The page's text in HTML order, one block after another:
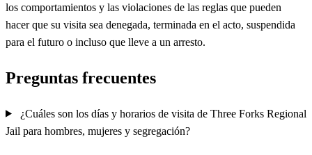
los comportamientos y las violaciones de las reglas que pueden
hacer que su visita sea denegada, terminada en el acto, suspendida
para el futuro o incluso que lleve a un arresto.
Preguntas frecuentes
¿Cuáles son los días y horarios de visita de Three Forks Regional
Jail para hombres, mujeres y segregación?